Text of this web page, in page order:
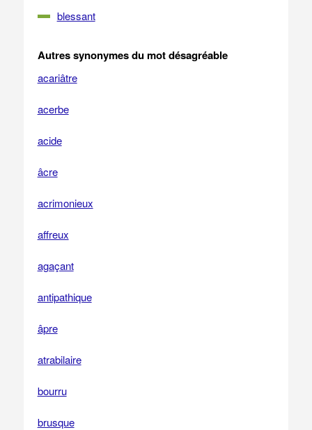
blessant
Autres synonymes du mot désagréable
acariâtre
acerbe
acide
âcre
acrimonieux
affreux
agaçant
antipathique
âpre
atrabilaire
bourru
brusque